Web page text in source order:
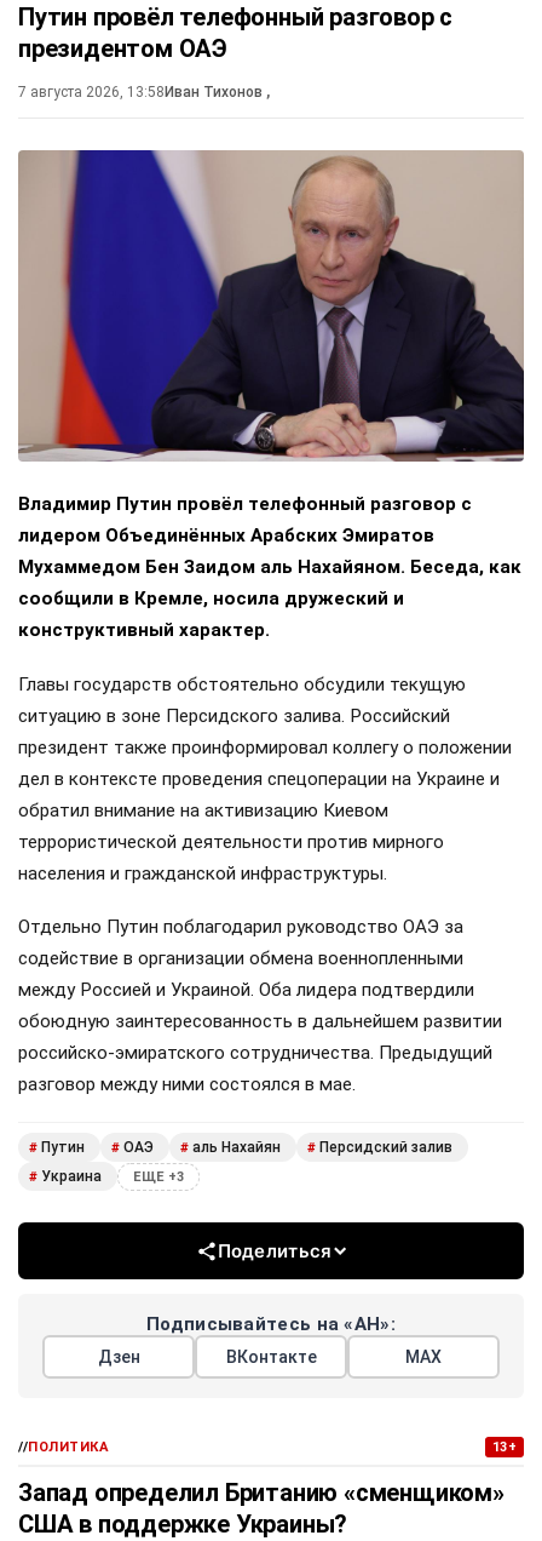
Путин провёл телефонный разговор с
президентом ОАЭ
7 августа 2026, 13:58Иван Тихонов ,
Владимир Путин провёл телефонный разговор с
лидером Объединённых Арабских Эмиратов
Мухаммедом Бен Заидом аль Нахайяном. Беседа, как
сообщили в Кремле, носила дружеский и
конструктивный характер.
Главы государств обстоятельно обсудили текущую
ситуацию в зоне Персидского залива. Российский
президент также проинформировал коллегу о положении
дел в контексте проведения спецоперации на Украине и
обратил внимание на активизацию Киевом
террористической деятельности против мирного
населения и гражданской инфраструктуры.
Отдельно Путин поблагодарил руководство ОАЭ за
содействие в организации обмена военнопленными
между Россией и Украиной. Оба лидера подтвердили
обоюдную заинтересованность в дальнейшем развитии
российско-эмиратского сотрудничества. Предыдущий
разговор между ними состоялся в мае.
# Путин # ОАЭ # аль Нахайян # Персидский залив
# Украина ЕЩЕ +3
Поделиться
Подписывайтесь на «АН»:
Дзен ВКонтакте МАХ
//ПОЛИТИКА 13+
Запад определил Британию «сменщиком»
США в поддержке Украины?